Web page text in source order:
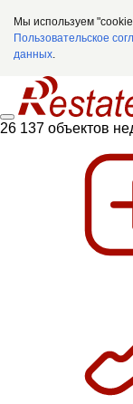
Мы используем
Пользовательское
данных.
26 137 объектов